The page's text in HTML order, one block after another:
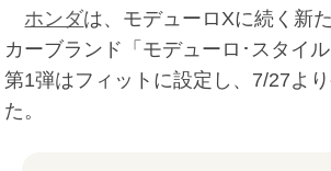
ホンダは、モデューロXに続く新
カーブランド「モデューロ･スタイル
第1弾はフィットに設定し、7/27よ
た。